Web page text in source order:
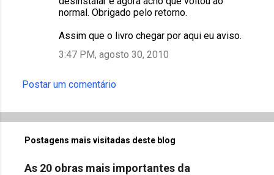
normal. Obrigado pelo retorno.
Assim que o livro chegar por aqui eu aviso.
3:47 PM, agosto 30, 2010
Postar um comentário
Postagens mais visitadas deste blog
As 20 obras mais importantes da